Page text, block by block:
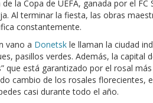
de la Copa de UEFA, ganada por el
Al terminar la fiesta, las obras
constantemente.
vano a Donetsk le llaman la ciudad
pasillos verdes. Además, la capital
que está garantizado por el rosal
cambio de los rosales florecientes,
casi durante todo el año.